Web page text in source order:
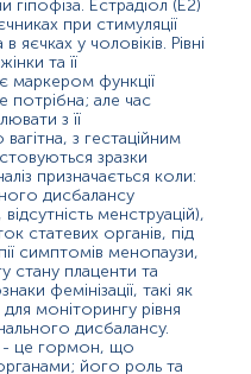
у хлопчика-
не функціонують
забезпечує
а також бере
фолікула. Цей
статевих залоз, і
з`асувати причину
чоловічого і
деяких
(АМГ) в нормі
яєчок (як в
так і після
яєчників (тільки
отримав свою назву
розвитку
так званого
функцією АМГ є
гіпофіза. Естрадіол (Е2)
при стимуляції
у чоловіків. Рівні
та її
маркером функції
потрібна; але час
з її
з гестаційним
зразки
призначається коли:
дисбалансу
менструацій),
статевих органів, під
симптомів менопаузи,
стану плаценти та
фемінізації, такі як
моніторингу рівня
дисбалансу.
- це гормон, що
його роль та